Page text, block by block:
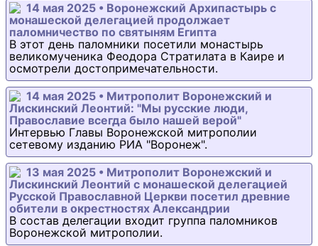
14 мая 2025 • Воронежский Архипастырь с
монашеской делегацией продолжает
паломничество по святыням Египта
В этот день паломники посетили монастырь
великомученика Феодора Стратилата в Каире и
осмотрели достопримечательности.
14 мая 2025 • Митрополит Воронежский и
Лискинский Леонтий: "Мы русские люди,
Православие всегда было нашей верой"
Интервью Главы Воронежской митрополии
сетевому изданию РИА "Воронеж".
13 мая 2025 • Митрополит Воронежский и
Лискинский Леонтий с монашеской делегацией
Русской Православной Церкви посетил древние
обители в окрестностях Александрии
В состав делегации входит группа паломников
Воронежской митрополии.